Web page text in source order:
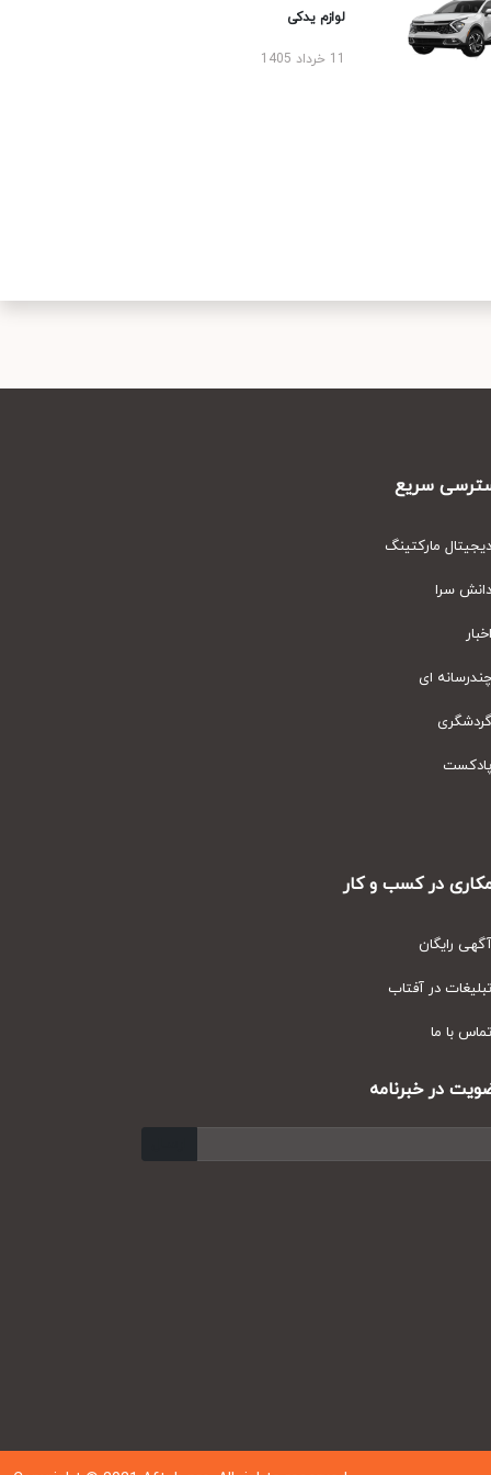
لوازم یدکی
سریع
مارکتینگ
سرا
ای
در کسب و کار
رایگان
در آفتاب
با ما
در خبرنامه